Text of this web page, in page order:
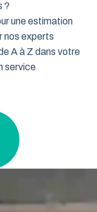
?
une estimation
nos experts
A à Z dans votre
service